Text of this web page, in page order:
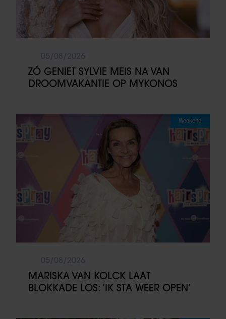
ZÓ GENIET SYLVIE MEIS NA VAN
DROOMVAKANTIE OP MYKONOS
Weekend
MARISKA VAN KOLCK LAAT
BLOKKADE LOS: ‘IK STA WEER OPEN’